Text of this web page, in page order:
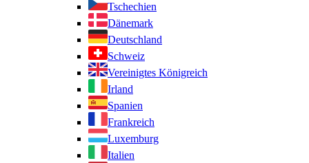
Tschechien
Dänemark
Deutschland
Schweiz
Vereinigtes Königreich
Irland
Spanien
Frankreich
Luxemburg
Italien